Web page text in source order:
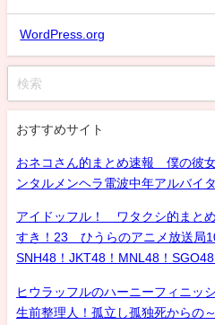
WordPress.org
おすすめサイト
おネコさん的まとめ速報 僕の彼
ンタルメンヘラ電波中年アルバイ
アイドッフル！ ワタクシ的まと
すき！23 ひうらのアニメ放送局
SNH48！JKT48！MNL48！
ヒウラッフルのハーニーフィニッ
生前整理人！孤立し孤独死からの